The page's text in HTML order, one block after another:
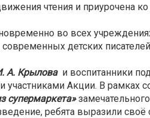
чтения и приурочена
во всех
детских
А. Крыловаи воспитанники
участниками Акции. В рамках
супермаркета»
ребята выразили